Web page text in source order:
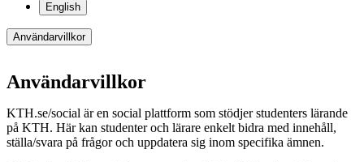
English
Användarvillkor
Användarvillkor
KTH.se/social är en social plattform som stödjer studenters lärande
på KTH. Här kan studenter och lärare enkelt bidra med innehåll,
ställa/svara på frågor och uppdatera sig inom specifika ämnen.